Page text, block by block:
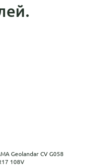
Geolandar CV G058
108V